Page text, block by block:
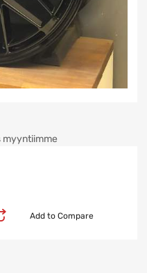
myyntiimme
Add to Compare